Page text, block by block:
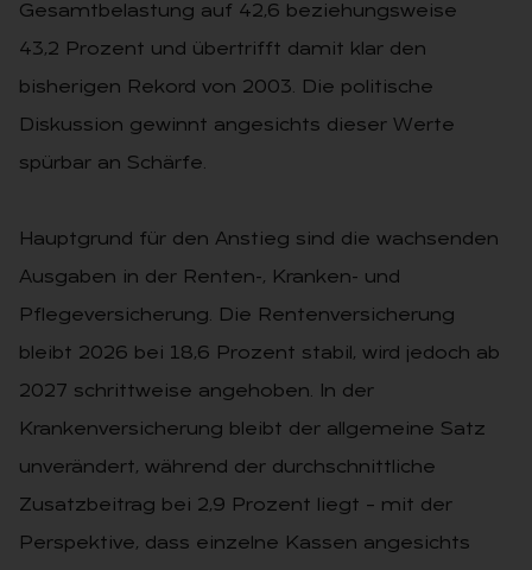
Gesamtbelastung auf 42,6 beziehungsweise
43,2 Prozent und übertrifft damit klar den
bisherigen Rekord von 2003. Die politische
Diskussion gewinnt angesichts dieser Werte
spürbar an Schärfe.
Hauptgrund für den Anstieg sind die wachsenden
Ausgaben in der Renten-, Kranken- und
Pflegeversicherung. Die Rentenversicherung
bleibt 2026 bei 18,6 Prozent stabil, wird jedoch ab
2027 schrittweise angehoben. In der
Krankenversicherung bleibt der allgemeine Satz
unverändert, während der durchschnittliche
Zusatzbeitrag bei 2,9 Prozent liegt – mit der
Perspektive, dass einzelne Kassen angesichts